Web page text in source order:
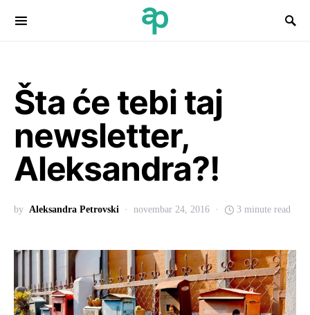
Search for:
Šta će tebi taj
newsletter,
Aleksandra?!
by Aleksandra Petrovski novembar 24, 2016 3 minute read